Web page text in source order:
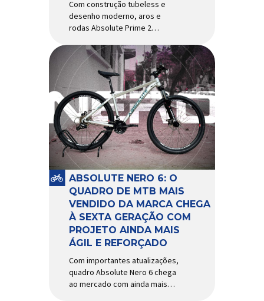
Com construção tubeless e
desenho moderno, aros e
rodas Absolute Prime 2
diversas melhorias No
mercado brasileiro há alguns
anos, os aros e as rodas
Absolute Prime chegaram
como uma opção para pilotos
de cross country e trail em
busca de alto desempenho e
preço realmente competitivo.
Para isso, a marca […]
ABSOLUTE NERO 6: O
QUADRO DE MTB MAIS
VENDIDO DA MARCA CHEGA
À SEXTA GERAÇÃO COM
PROJETO AINDA MAIS
ÁGIL E REFORÇADO
Com importantes atualizações,
quadro Absolute Nero 6 chega
ao mercado com ainda mais